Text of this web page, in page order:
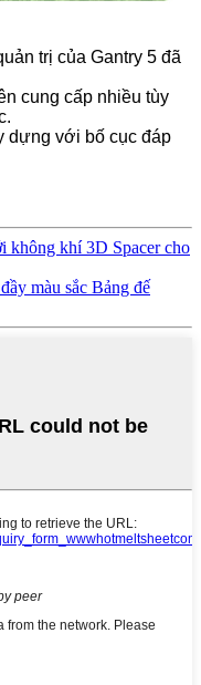
trị của Gantry 5 đã
cung cấp nhiều tùy
dựng với bố cục đáp
khí 3D Spacer cho
màu sắc Bảng đế